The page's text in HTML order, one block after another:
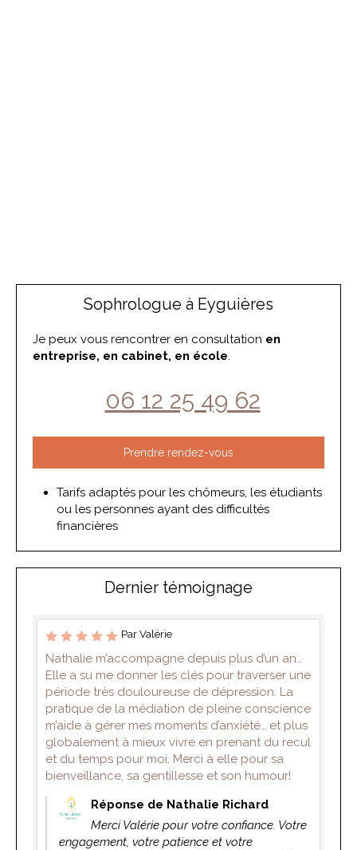
Sophrologue à Eyguières
Je peux vous rencontrer en consultation en
entreprise, en cabinet, en école.
06 12 25 49 62
Prendre rendez-vous
Tarifs adaptés pour les chômeurs, les étudiants
ou les personnes ayant des difficultés
financières
Dernier témoignage
Par Valérie
Nathalie m’accompagne depuis plus d’un an…
Elle a su me donner les clés pour traverser une
période très douloureuse de dépression. La
pratique de la médiation de pleine conscience
m’aide à gérer mes moments d’anxiété… et plus
globalement à mieux vivre en prenant du recul
et du temps pour moi. Merci à elle pour sa
bienveillance, sa gentillesse et son humour!
Réponse de Nathalie Richard
Merci Valérie pour votre confiance. Votre
engagement, votre patience et votre